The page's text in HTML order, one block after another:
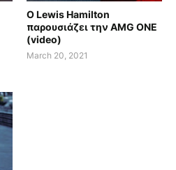
Ο Lewis Hamilton
παρουσιάζει την AMG ONE
(video)
March 20, 2021